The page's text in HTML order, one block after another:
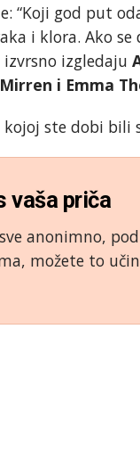
“Koji god put
i klora. Ako
izgledaju
i Emma
ste dobi bili
vaša priča
anonimno,
možete to